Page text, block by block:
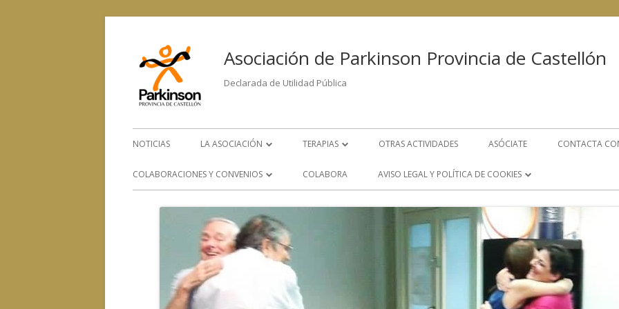
Asociación de Parkinson Provincia de Castellón
Declarada de Utilidad Pública
NOTICIAS LA ASOCIACIÓN
LA ENFERMEDAD
EQUIPO HUMANO
CONTACTA CON NOSOTROS
TERAPIAS
FISIOTERAPIA
OTRAS ACTIVIDADES ASÓCIATE CONTACTA
COLABORACIONES Y CONVENIOS
COLABORACIÓN CON OTRAS
ENTIDADES SOCIALES, SANITARIAS
Y DE INVESTIGACIÓN
COLABORA AVISO LEGAL Y POLÍTICA DE COOKIES